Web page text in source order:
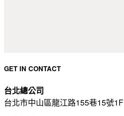
GET IN CONTACT
台北總公司
台北市中山區龍江路155巷15號1F